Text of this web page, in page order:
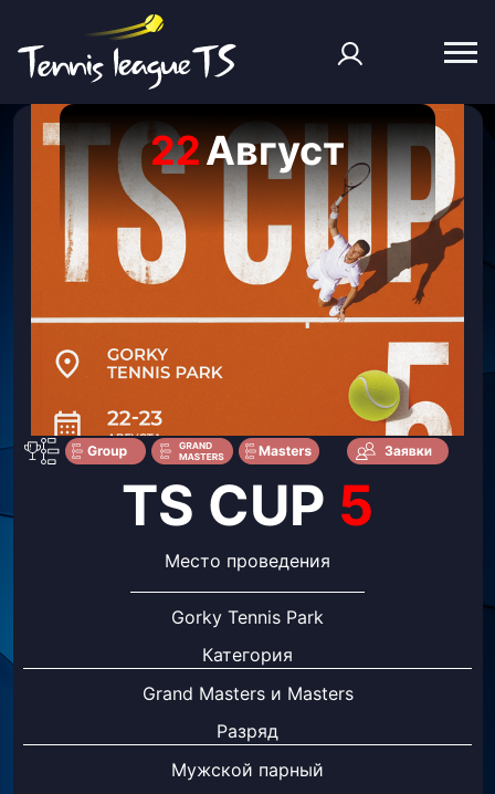
22Август
TS CUP 5
Место проведения
Gorky Tennis Park
Категория
Grand Masters и Masters
Разряд
Мужской парный